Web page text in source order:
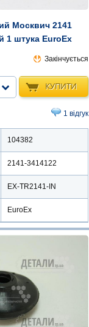
Москвич 2141
1 штука EuroEx
Закінчується
КУПИТИ
1 відгук
104382
2141-3414122
EX-TR2141-IN
EuroEx